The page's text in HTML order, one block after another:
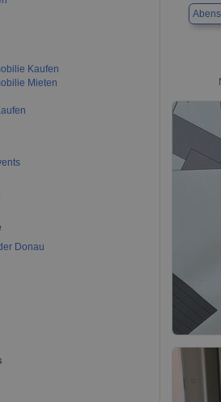
Kaufen
Mieten
Donau